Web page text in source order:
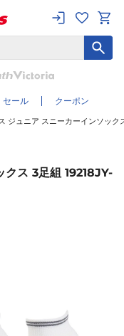
セール クーポン
ジュニア スニーカーインソック
クス 3足組 19218JY-